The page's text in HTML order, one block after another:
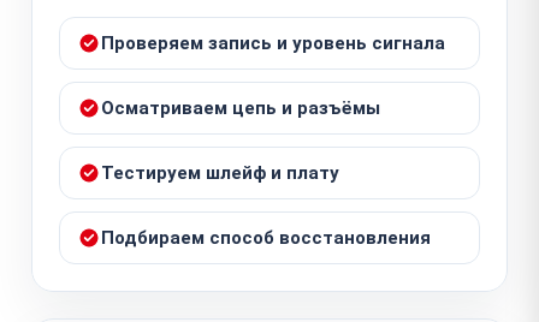
Проверяем запись и уровень сигнала
Осматриваем цепь и разъёмы
Тестируем шлейф и плату
Подбираем способ восстановления